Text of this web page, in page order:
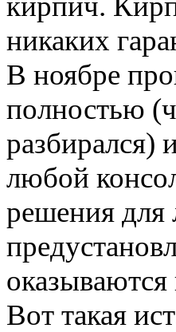
никаких
В ноябре
полностью
разбирался)
любой
решения для
оказываются
Вот такая